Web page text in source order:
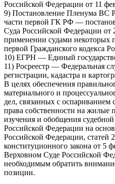
Российской Федерации от 11
9) Постановление Пленума ВС
части первой ГК РФ —
Суда Российской Федерации
применении судами некоторых
первой Гражданского кодекса
10) ЕГРН — Единый
11) Росреестр — Федеральная
регистрации, кадастра и
В целях обеспечения
материального и
дел, связанных с оспариванием
права собственности на жилые
изучения и обобщения
Российской Федерации на
Российской Федерации, статей
конституционного закона от 5
Верховном Суде Российской
необходимым обратить
позиции.